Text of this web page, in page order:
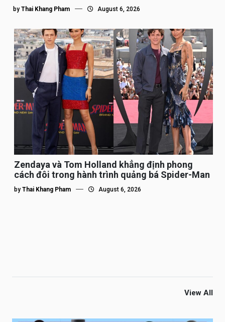
by Thai Khang Pham August 6, 2026
Zendaya và Tom Holland khẳng định phong
cách đôi trong hành trình quảng bá Spider-Man
by Thai Khang Pham August 6, 2026
View All